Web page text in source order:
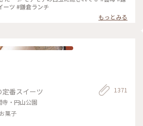
ーツ #鎌倉ランチ
もっとみる
番スイーツ
寺・円山公園
菓子
1371